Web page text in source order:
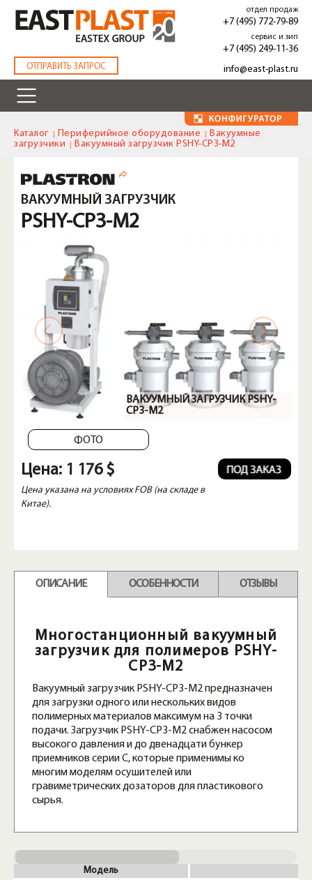
основному
содержанию
ОТПРАВИТЬ ЗАПРОС
отдел продаж
+7 (495) 772-79-89
сервис и зип
+7 (495) 249-11-36
info@east-plast.ru
Каталог Периферийное оборудование
Вакуумные
загрузчики
Вакуумный загрузчик PSHY-CP3-M2
ВАКУУМНЫЙ ЗАГРУЗЧИК
PSHY-CP3-M2
ВАКУУМНЫЙ ЗАГРУЗЧИК PSHY-
CP3-M2
ФОТО
Цена: 1 176 $
Цена указана на условиях FOB (на складе в
Китае).
ОПИСАНИЕ ОСОБЕННОСТИ ОТЗЫВЫ
Многостанционный вакуумный
загрузчик для полимеров PSHY-
CP3-M2
Вакуумный загрузчик PSHY-CP3-M2 предназначен
для загрузки одного или нескольких видов
полимерных материалов максимум на 3 точки
подачи. Загрузчик PSHY-CP3-M2 снабжен насосом
высокого давления и до двенадцати бункер
приемников серии C, которые применимы ко
многим моделям осушителей или
гравиметрических дозаторов для пластикового
сырья.
Модель